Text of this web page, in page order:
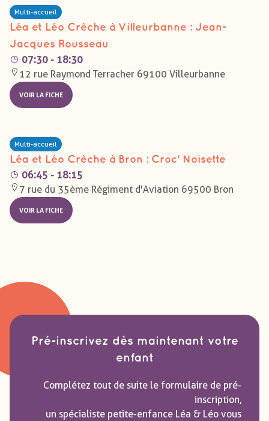
Multi-accueil
Léa et Léo Crèche à Villeurbanne : Jean-
Jacques Rousseau
07:30 - 18:30
12 rue Raymond Terracher 69100 Villeurbanne
VOIR LA FICHE
Multi-accueil
Léa et Léo Crèche à Bron : Croc‘ Noisette
06:45 - 18:15
7 rue du 35ème Régiment d'Aviation 69500 Bron
VOIR LA FICHE
Pré-inscrivez dès maintenant votre
enfant
Complétez tout de suite le formulaire de pré-
inscription,
un spécialiste petite-enfance Léa & Léo vous